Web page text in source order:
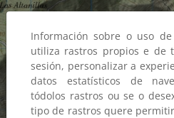
Información sobre o uso
utiliza rastros propios e de
sesión, personalizar a
datos estatísticos de
tódolos rastros ou se o
tipo de rastros quere